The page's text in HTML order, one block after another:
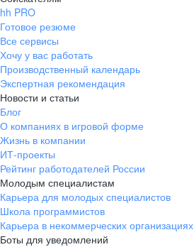
hh PRO
Готовое резюме
Все сервисы
Хочу у вас работать
Производственный календарь
Экспертная рекомендация
Новости и статьи
Блог
О компаниях в игровой форме
Жизнь в компании
ИТ-проекты
Рейтинг работодателей России
Молодым специалистам
Карьера для молодых специалистов
Школа программистов
Карьера в некоммерческих организациях
Боты для уведомлений